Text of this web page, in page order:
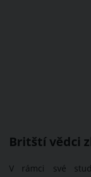
Britští vědci
V rámci své